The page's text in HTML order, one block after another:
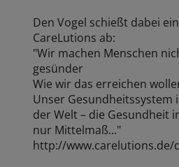
Den Vogel schießt dabei
CareLutions ab:
"Wir machen Menschen
gesünder
Wie wir das erreichen
Unser Gesundheitssystem
der Welt – die Gesundheit
nur Mittelmaß..."
http://www.carelutions.de/